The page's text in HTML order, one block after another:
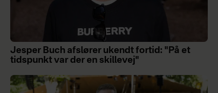
Jesper Buch afslører ukendt fortid: "På et
tidspunkt var der en skillevej"